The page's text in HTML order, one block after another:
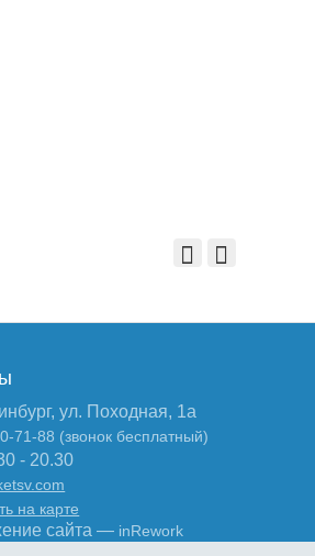
ул. Походная, 1а
71-88 (звонок бесплатный)
- 20.30
на карте
сайта — inRework